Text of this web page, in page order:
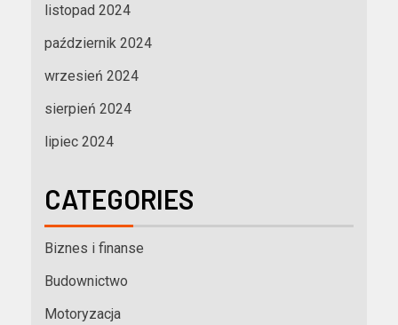
listopad 2024
październik 2024
wrzesień 2024
sierpień 2024
lipiec 2024
CATEGORIES
Biznes i finanse
Budownictwo
Motoryzacja